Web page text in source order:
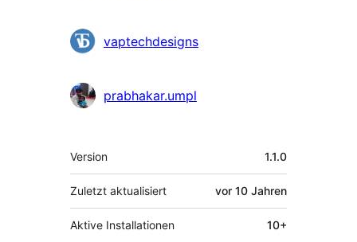
vaptechdesigns
prabhakar.umpl
Meta
Version 1.1.0
Zuletzt aktualisiert vor 10 Jahren
Aktive Installationen 10+